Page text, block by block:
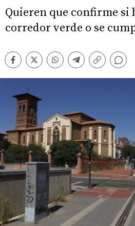
Quieren que confirme si
corredor verde o se
Facebook
TwitterWhatsappTelegram
Copiar
Comentarios